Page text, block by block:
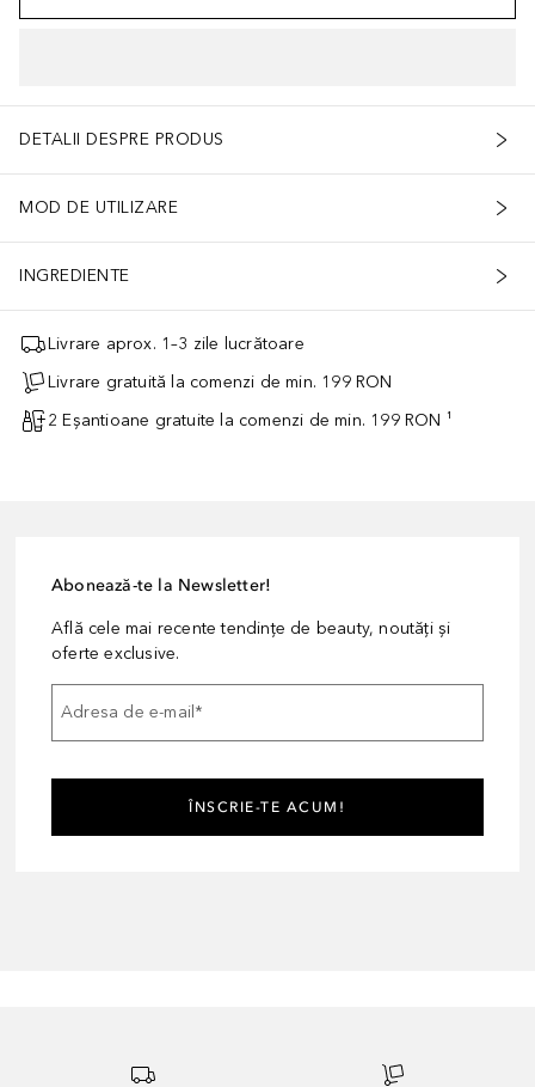
DETALII DESPRE PRODUS
MOD DE UTILIZARE
INGREDIENTE
Livrare aprox. 1–3 zile lucrătoare
Livrare gratuită la comenzi de min. 199 RON
2 Eșantioane gratuite la comenzi de min. 199 RON ¹
Abonează-te la Newsletter!
Află cele mai recente tendințe de beauty, noutăți și
oferte exclusive.
Adresa de e-mail*
ÎNSCRIE-TE ACUM!